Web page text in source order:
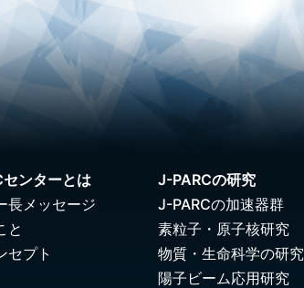
ンターとは
長メッセージ
と
セプト
J-PARCの研究
J-PARCの加速器群
素粒子・原子核研究
物質・生命科学の研究
陽子ビーム応用研究